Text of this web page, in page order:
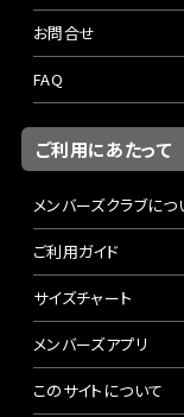
お問合せ
FAQ
ご利用にあたって
メンバーズクラブにつ
ご利用ガイド
サイズチャート
メンバーズアプリ
このサイトについて